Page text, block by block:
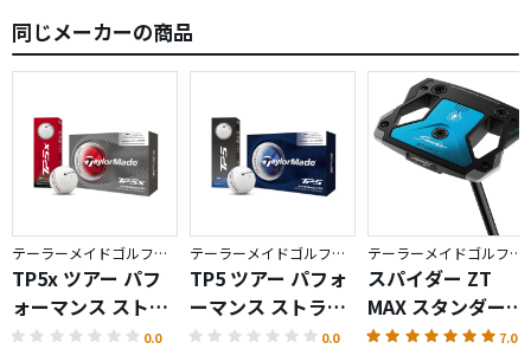
同じメーカーの商品
テーラーメイドゴルフ／TP5
TP5x ツアー パフ
ォーマンス ストラ
イプ ボール
0.0
テーラーメイドゴルフ／TP5
TP5 ツアー パフォ
ーマンス ストライ
プ ボール
0.0
テーラーメイドゴルフ／Spider ZT
スパイダー ZT
MAX スタンダード
パター
7.0